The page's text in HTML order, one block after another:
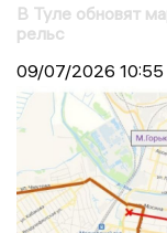
В Туле обновят
рельс
09/07/2026 10:55